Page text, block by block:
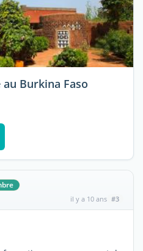
Burkina Faso
il y a 10 ans #3